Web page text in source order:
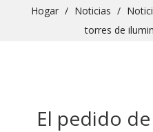
Hogar / Noticias /
torres de
El pedido